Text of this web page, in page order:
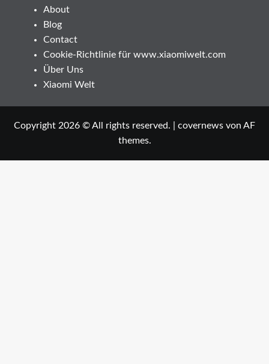
About
Blog
Contact
Cookie-Richtlinie für www.xiaomiwelt.com
Über Uns
Xiaomi Welt
Copyright 2026 © All rights reserved. covernews von AF
themes.